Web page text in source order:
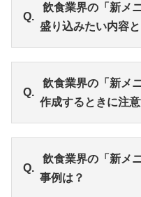
は、どのようなメリッ
多くの生活者に情報
接、想いを伝えられ
飲食業界の「新メ
盛り込みたい内容と
する際の内容をご紹介
ーの魅力が伝わる画像
ングの理由、独自性の
う。
飲食業界の「新メ
作成するときに注
ではテキストだけのプ
に視覚的に伝わりやす
飲食業界の「新メ
事例は？